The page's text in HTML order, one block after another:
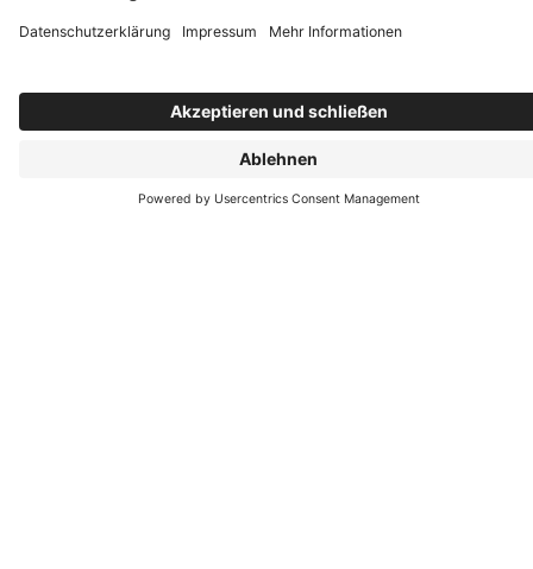
+49 (5426) 807261
E-Mail schreiben